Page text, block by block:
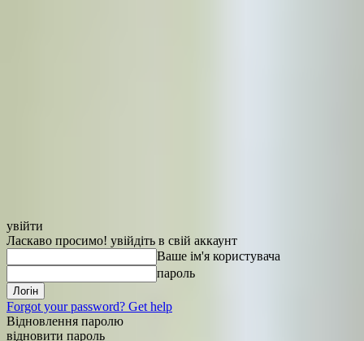
увійти
Ласкаво просимо! увійдіть в свій аккаунт
Ваше ім'я користувача
пароль
Forgot your password? Get help
Відновлення паролю
відновити пароль